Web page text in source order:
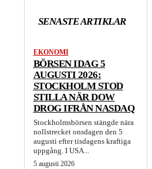
SENASTE ARTIKLAR
EKONOMI
BÖRSEN IDAG 5
AUGUSTI 2026:
STOCKHOLM STOD
STILLA NÄR DOW
DROG IFRÅN NASDAQ
Stockholmsbörsen stängde nära
nollstrecket onsdagen den 5
augusti efter tisdagens kraftiga
uppgång. I USA...
5 augusti 2026